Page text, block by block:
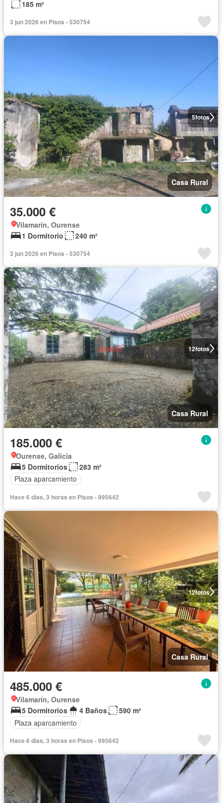
185 m²
3 jun 2026 en Pisos - 530754
5fotos
Casa Rural
35.000 €
Vilamarín, Ourense
1 Dormitorio
240 m²
3 jun 2026 en Pisos - 530754
12fotos
Casa Rural
185.000 €
Ourense, Galicia
5 Dormitorios
283 m²
Plaza aparcamiento
Hace 6 días, 3 horas en Pisos - 995642
12fotos
Casa Rural
485.000 €
Vilamarín, Ourense
5 Dormitorios
4 Baños
590 m²
Plaza aparcamiento
Hace 6 días, 3 horas en Pisos - 995642